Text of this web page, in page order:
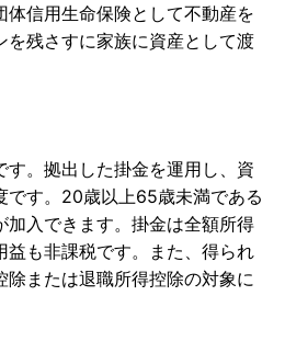
体信用生命保険として不動産を
を残さすに家族に資産として渡
。拠出した掛金を運用し、資
です。20歳以上65歳未満である
加入できます。掛金は全額所得
益も非課税です。また、得られ
除または退職所得控除の対象に